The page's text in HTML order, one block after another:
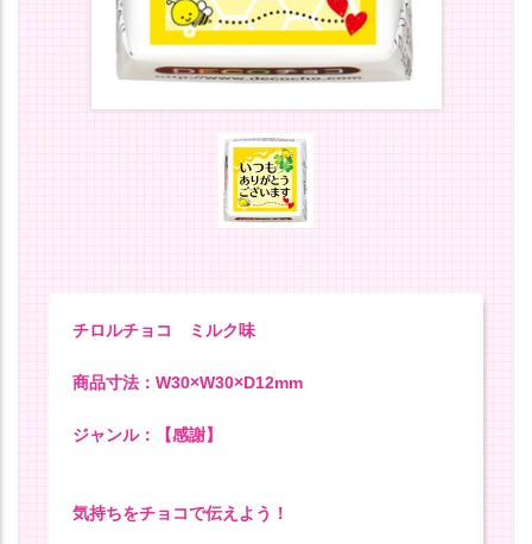
チロルチョコ ミルク味
商品寸法：W30×W30×D12mm
ジャンル：【感謝】
気持ちをチョコで伝えよう！